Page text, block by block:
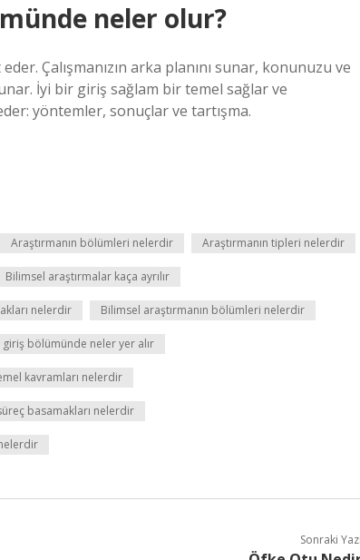
neler olur?
Çalışmanızın arka planını sunar, konunuzu ve
İyi bir giriş sağlam bir temel sağlar ve
yöntemler, sonuçlar ve tartışma.
Araştırmanın bölümleri nelerdir Araştırmanın tipleri nelerdir
Bilimsel araştırmalar kaça ayrılır
nelerdir Bilimsel araştırmanın bölümleri nelerdir
giriş bölümünde neler yer alır
kavramları nelerdir
basamakları nelerdir
Sonraki